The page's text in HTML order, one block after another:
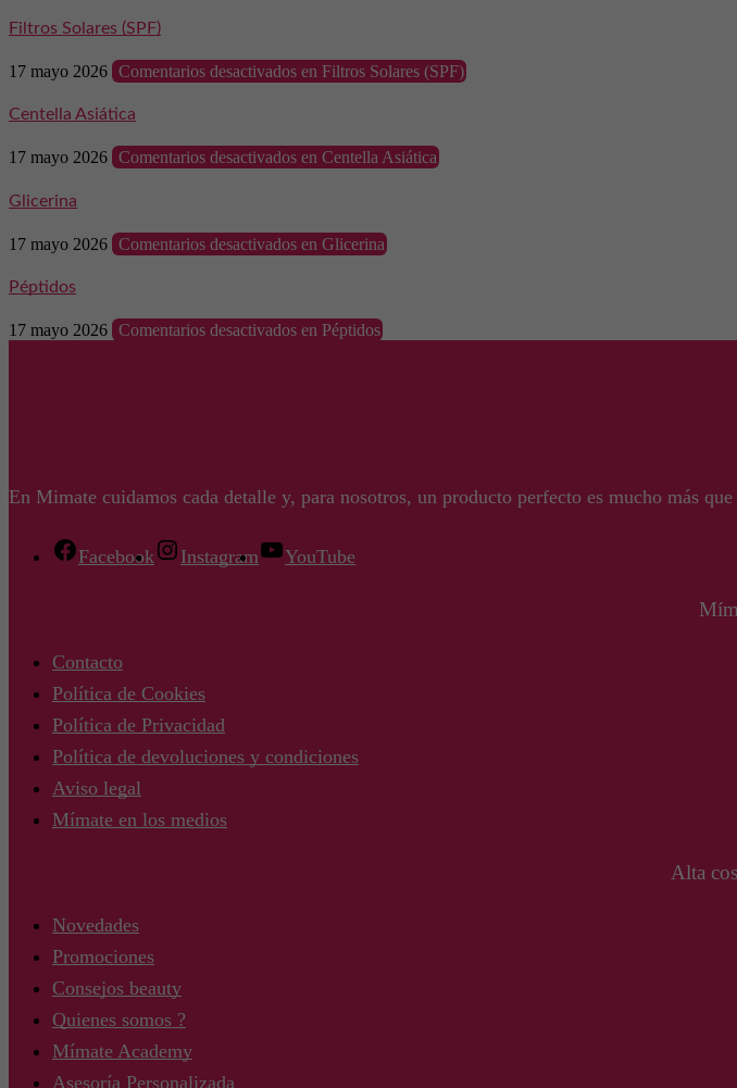
Filtros Solares (SPF)
17 mayo 2026 Comentarios desactivados en Filtros Solares (SPF)
Centella Asiática
17 mayo 2026 Comentarios desactivados en Centella Asiática
Glicerina
17 mayo 2026 Comentarios desactivados en Glicerina
Péptidos
17 mayo 2026 Comentarios desactivados en Péptidos
En Mimate cuidamos cada detalle y, para nosotros, un producto perfecto es mucho más
Facebook Instagram YouTube
Contacto
Política de Cookies
Política de Privacidad
Política de devoluciones y condiciones
Aviso legal
Mímate en los medios
Alta
Novedades
Promociones
Consejos beauty
Quienes somos ?
Mímate Academy
Asesoría Personalizada